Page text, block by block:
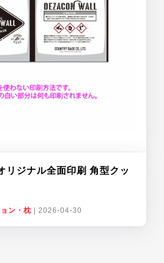
リジナル全面印刷 角型クッ
ン・枕 2026-04-30